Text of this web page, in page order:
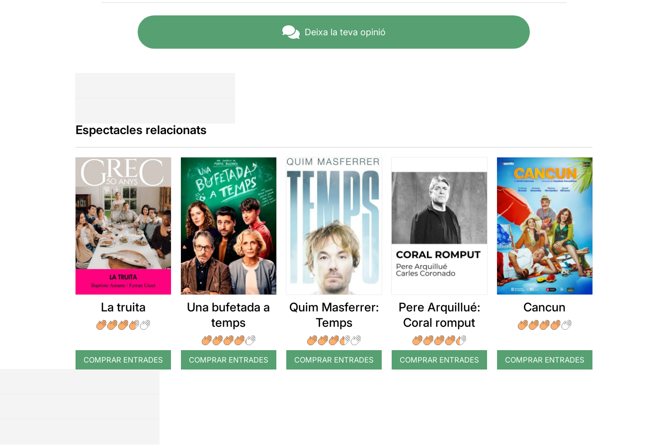
Deixa la teva opinió
Espectacles relacionats
La truita
COMPRAR ENTRADES
Una bufetada a
temps
COMPRAR ENTRADES
Quim Masferrer:
Temps
COMPRAR ENTRADES
Pere Arquillué:
Coral romput
COMPRAR ENTRADES
Cancun
COMPRAR ENTRADES